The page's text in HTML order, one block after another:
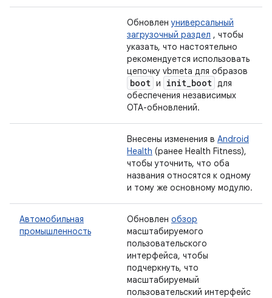
Обновленуниверсальный
загрузочный раздел , чтобы
указать, что настоятельно
рекомендуется использовать
цепочку vbmeta для образов
boot и init_boot для
обеспечения независимых
OTA-обновлений.
Внесены изменения в Android
Health (ранее Health Fitness),
чтобы уточнить, что оба
названия относятся к одному
и тому же основному модулю.
Автомобильная
промышленность
Обновлен обзор
масштабируемого
пользовательского
интерфейса, чтобы
подчеркнуть, что
масштабируемый
пользовательский интерфейс